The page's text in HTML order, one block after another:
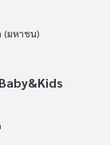
(มหาชน)